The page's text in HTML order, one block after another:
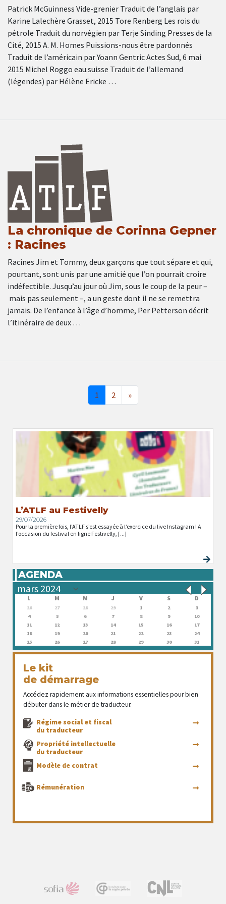
Patrick McGuinness Vide-grenier Traduit de l’anglais par
Karine Lalechère Grasset, 2015 Tore Renberg Les rois du
pétrole Traduit du norvégien par Terje Sinding Presses de la
Cité, 2015 A. M. Homes Puissions-nous être pardonnés
Traduit de l’américain par Yoann Gentric Actes Sud, 6 mai
2015 Michel Roggo eau.suisse Traduit de l’allemand
(légendes) par Hélène Ericke …
La chronique de Corinna Gepner
: Racines
Racines Jim et Tommy, deux garçons que tout sépare et qui,
pourtant, sont unis par une amitié que l’on pourrait croire
indéfectible. Jusqu’au jour où Jim, sous le coup de la peur –
mais pas seulement –, a un geste dont il ne se remettra
jamais. De l’enfance à l’âge d’homme, Per Petterson décrit
l’itinéraire de deux …
1 2 »
L’ATLF au Festivelly
29/07/2026
Pour la première fois, l’ATLF s’est essayée à l’exercice du live Instagram ! A
l’occasion du festival en ligne Festivelly, [...]
AGENDA
L M M J V S D
26 27 28 29 1 2
3
4
5 6 7 8 9
10
11
12 13 14 15 16
17
18
19 20 21 22 23
24
25
26 27 28 29 30 31
Le kit
de démarrage
Accédez rapidement aux informations essentielles pour bien
débuter dans le métier de traducteur.
Régime social et fiscal
du traducteur
Propriété intellectuelle
du traducteur
Modèle de contrat
Rémunération